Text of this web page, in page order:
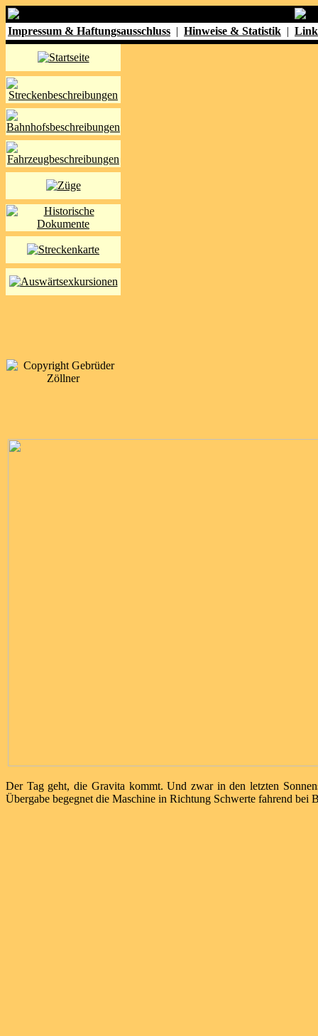
Impressum & Haftungsausschluss | Hinweise & Statistik |
Der Tag geht, die Gravita kommt. Und zwar in den letzten
Übergabe begegnet die Maschine in Richtung Schwerte fahrend bei